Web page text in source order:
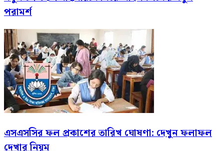
পরামর্শ
এসএসসির ফল প্রকাশের তারিখ ঘোষণা: দেখুন ফলাফল
দেখার নিয়ম